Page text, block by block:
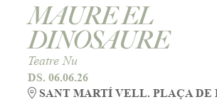
MAURE EL
DINOSAURE
Teatre Nu
DS. 06.06.26
SANT MARTÍ VELL. PLAÇA DE